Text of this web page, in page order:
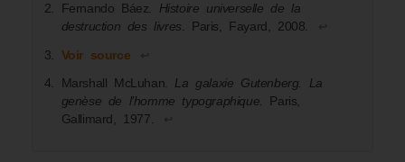
Fernando Báez. Histoire universelle de la
destruction des livres . Paris, Fayard, 2008.
Voir source
Marshall McLuhan. La galaxie Gutenberg. La
genèse de l’homme typographique.
Paris,
Gallimard, 1977.